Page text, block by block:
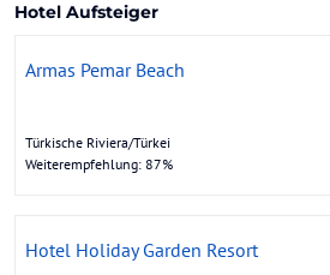
Hotel Aufsteiger
Armas Pemar Beach
Türkische Riviera/Türkei
Weiterempfehlung: 87%
Hotel Holiday Garden Resort